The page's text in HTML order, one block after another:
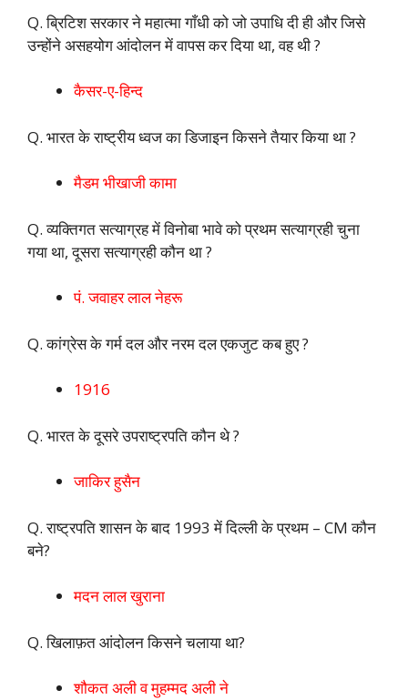
Q. ब्रिटिश सरकार ने महात्मा गाँधी को जो उपाधि दी ही और जिसे
उन्होंने असहयोग आंदोलन में वापस कर दिया था, वह थी ?
कैसर-ए-हिन्द
Q. भारत के राष्ट्रीय ध्वज का डिजाइन किसने तैयार किया था ?
मैडम भीखाजी कामा
Q. व्यक्तिगत सत्याग्रह में विनोबा भावे को प्रथम सत्याग्रही चुना
गया था, दूसरा सत्याग्रही कौन था ?
पं. जवाहर लाल नेहरू
Q. कांग्रेस के गर्म दल और नरम दल एकजुट कब हुए ?
1916
Q. भारत के दूसरे उपराष्ट्रपति कौन थे ?
जाकिर हुसैन
Q. राष्ट्रपति शासन के बाद 1993 में दिल्ली के प्रथम – CM कौन
बने?
मदन लाल खुराना
Q. खिलाफ़त आंदोलन किसने चलाया था?
शौकत अली व मुहम्मद अली ने